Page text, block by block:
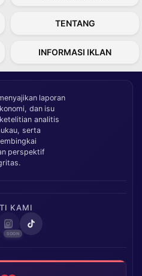
TENTANG
INFORMASI IKLAN
laporan
dan isu
analitis
serta
perspektif
KAMI